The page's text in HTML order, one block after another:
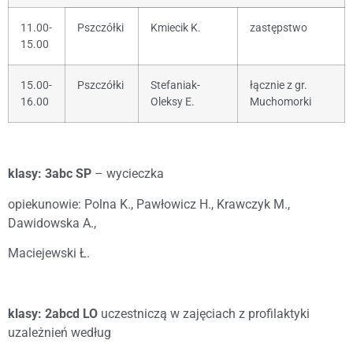
11.00-
15.00
Pszczółki Kmiecik K. zastępstwo
15.00-
16.00
Pszczółki
Stefaniak-
Oleksy E.
łącznie z gr.
Muchomorki
klasy: 3abc SP – wycieczka
opiekunowie: Polna K., Pawłowicz H., Krawczyk M.,
Dawidowska A.,
Maciejewski Ł.
klasy: 2abcd LO uczestniczą w zajęciach z profilaktyki
uzależnień według